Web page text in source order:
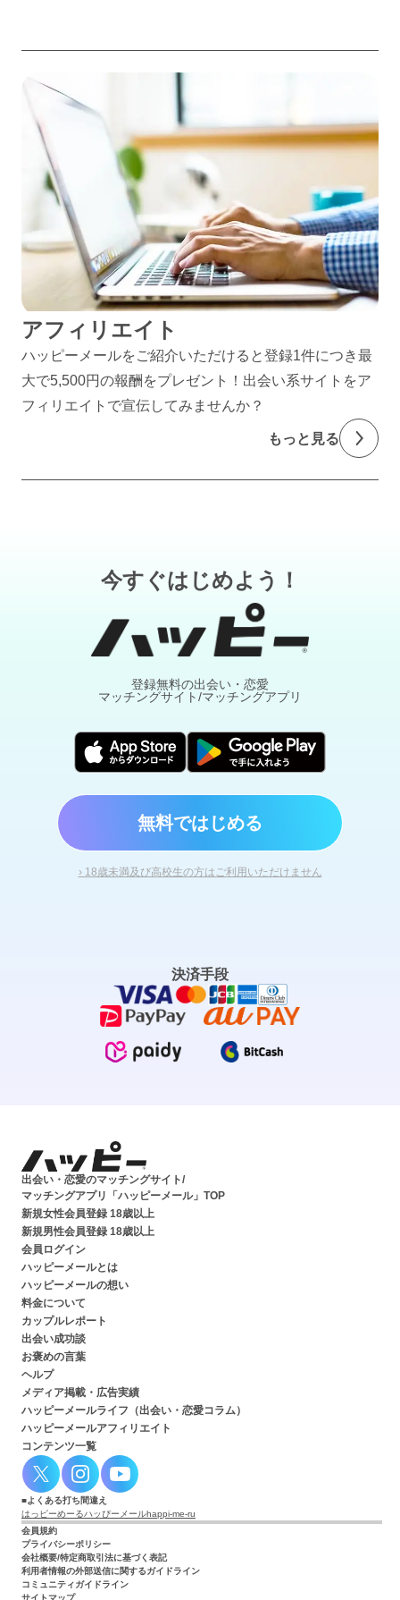
アフィリエイト
ハッピーメールをご紹介いただけると登録1件につき最
大で5,500円の報酬をプレゼント！出会い系サイトをア
フィリエイトで宣伝してみませんか？
もっと見る
今すぐはじめよう！
登録無料の出会い・恋愛
マッチングサイト/マッチングアプリ
無料ではじめる
› 18歳未満及び高校生の方はご利用いただけません
決済手段
出会い・恋愛のマッチングサイト/
マッチングアプリ「ハッピーメール」TOP
新規女性会員登録 18歳以上
新規男性会員登録 18歳以上
会員ログイン
ハッピーメールとは
ハッピーメールの想い
料金について
カップルレポート
出会い成功談
お褒めの言葉
ヘルプ
メディア掲載・広告実績
ハッピーメールライフ（出会い・恋愛コラム）
ハッピーメールアフィリエイト
コンテンツ一覧
よくある打ち間違え
はっピーめーるハッぴーメールhappi-me-ru
会員規約
プライバシーポリシー
会社概要/特定商取引法に基づく表記
利用者情報の外部送信に関するガイドライン
コミュニティガイドライン
サイトマップ